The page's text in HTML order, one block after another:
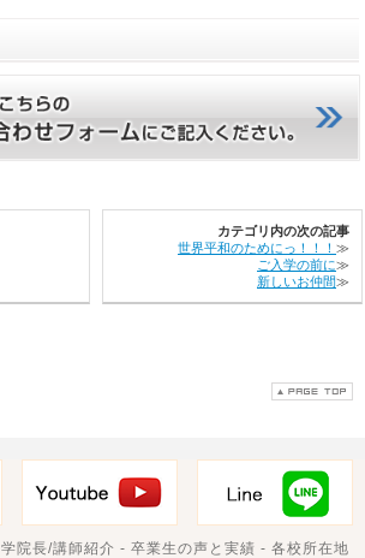
カテゴリ内の次の記事
世界平和のためにっ！！！ ≫
ご入学の前に≫
新しいお仲間≫
学院長/講師紹介 - 卒業生の声と実績 - 各校所在地